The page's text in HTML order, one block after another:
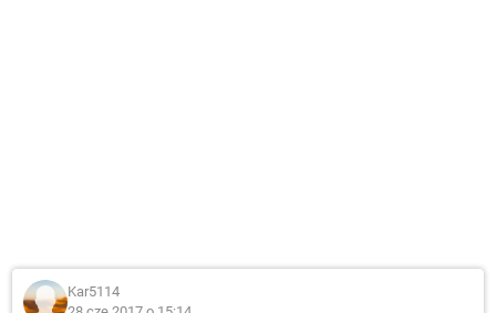
Kar5114